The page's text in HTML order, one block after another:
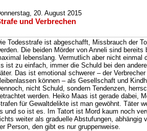
20. August 2015
und Verbrechen
Todesstrafe ist abgeschafft, Missbrauch der
Die beiden Mörder von Anneli sind bereits
lebenslang. Vermutlich aber nicht einmal
ist zu einfach, immer die Schuld bei den
Das ist emotional schwerer – der
können – als Gesellschaft und
nicht Schuld, sondern Tendenzen,
werden. Heiko Maas ist gerade dabei,
für Gewaltdelikte ist man gewöhnt. Täter
und so ist es. Im Tatort ist Mord kaum noch
weiter als graduelle Abstufungen, abhängig
Person, den gibt es nur gruppenweise.